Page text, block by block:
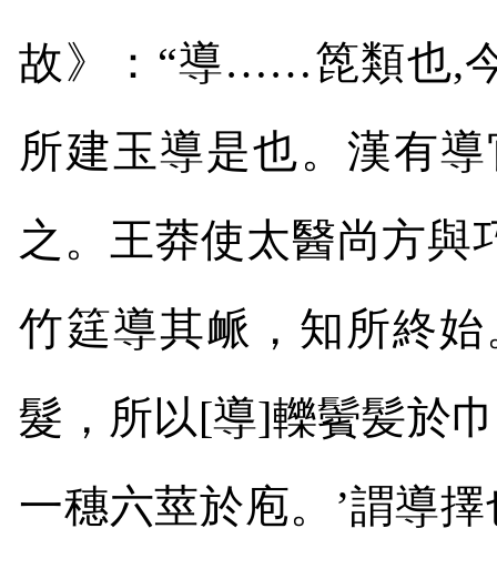
故》：“導……箆類也,
所建玉導是也。漢有
之。王莽使太醫尚方與
竹筳導其衇，知所終
髮，所以[導]轢鬢髪於
一穗六莖於庖。’謂導